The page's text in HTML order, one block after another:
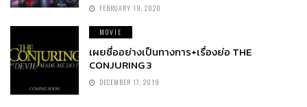
FEBRUARY 19, 2020
MOVIE
เผยชื่ออย่างเป็นทางการ+เรื่องย่อ THE
CONJURING 3
DECEMBER 17, 2019